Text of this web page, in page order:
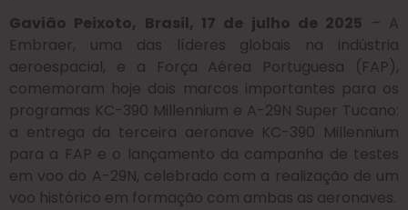
Gavião Peixoto, Brasil, 17 de julho de 2025 – A
Embraer, uma das líderes globais na indústria
aeroespacial, e a Força Aérea Portuguesa (FAP),
comemoram hoje dois marcos importantes para os
programas KC-390 Millennium e A-29N Super Tucano:
a entrega da terceira aeronave KC-390 Millennium
para a FAP e o lançamento da campanha de testes
em voo do A-29N, celebrado com a realização de um
voo histórico em formação com ambas as aeronaves.